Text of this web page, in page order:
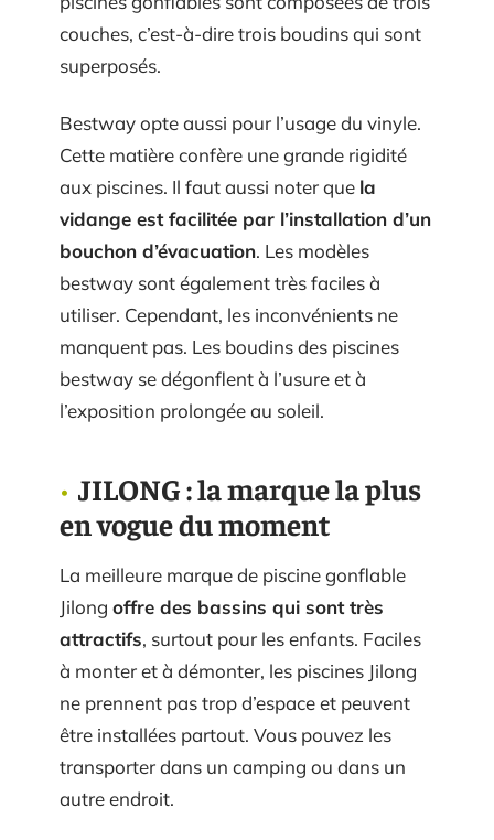
couches, c’est-à-dire trois boudins qui sont
superposés.
Bestway opte aussi pour l’usage du vinyle.
Cette matière confère une grande rigidité
aux piscines. Il faut aussi noter que la
vidange est facilitée par l’installation d’un
bouchon d’évacuation. Les modèles
bestway sont également très faciles à
utiliser. Cependant, les inconvénients ne
manquent pas. Les boudins des piscines
bestway se dégonflent à l’usure et à
l’exposition prolongée au soleil.
JILONG : la marque la plus
en vogue du moment
La meilleure marque de piscine gonflable
Jilong offre des bassins qui sont très
attractifs, surtout pour les enfants. Faciles
à monter et à démonter, les piscines Jilong
ne prennent pas trop d’espace et peuvent
être installées partout. Vous pouvez les
transporter dans un camping ou dans un
autre endroit.